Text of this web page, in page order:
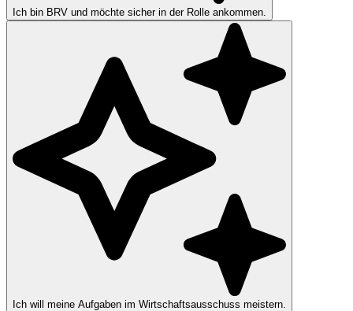
Ich bin BRV und möchte sicher in der Rolle ankommen.
Ich will meine Aufgaben im Wirtschaftsausschuss meistern.